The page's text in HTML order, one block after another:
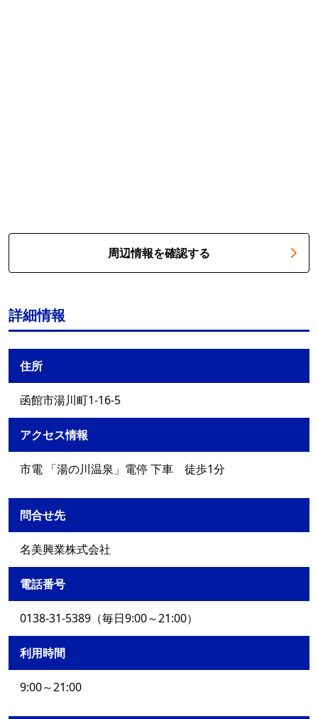
周辺情報を確認する
詳細情報
住所
函館市湯川町1-16-5
アクセス情報
市電 「湯の川温泉」電停 下車 徒歩1分
問合せ先
名美興業株式会社
電話番号
0138-31-5389（毎日9:00～21:00）
利用時間
9:00～21:00